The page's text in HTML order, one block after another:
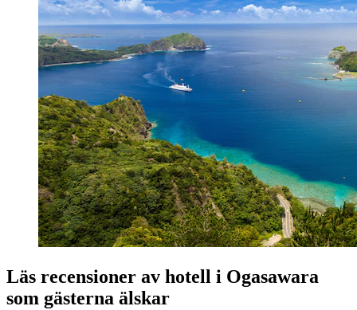
Läs recensioner av hotell i Ogasawara
som gästerna älskar